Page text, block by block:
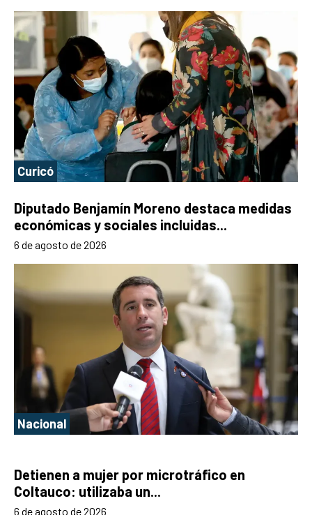
Curicó
Diputado Benjamín Moreno destaca medidas
económicas y sociales incluidas...
6 de agosto de 2026
Nacional
Detienen a mujer por microtráfico en
Coltauco: utilizaba un...
6 de agosto de 2026